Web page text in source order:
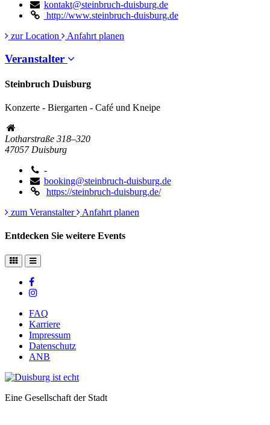
kontakt@steinbruch-duisburg.de
http://www.steinbruch-duisburg.de
zur Location
Anfahrt planen
Veranstalter
Steinbruch Duisburg
Konzerte - Biergarten - Café und Kneipe
Lotharstraße 318–320
47057 Duisburg
-
booking@steinbruch-duisburg.de
https://steinbruch-duisburg.de/
zum Veranstalter
Anfahrt planen
Entdecken Sie weitere Events
FAQ
Karriere
Impressum
Datenschutz
ANB
Eine Gesellschaft der Stadt